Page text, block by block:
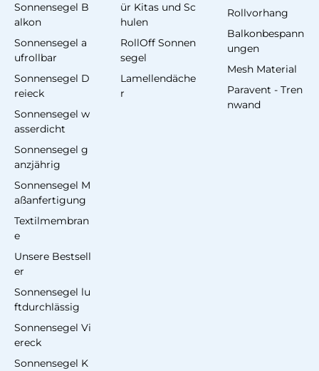
Sonnensegel B
alkon
Sonnensegel a
ufrollbar
Sonnensegel D
reieck
Sonnensegel w
asserdicht
Sonnensegel g
anzjährig
Sonnensegel M
aßanfertigung
Textilmembran
e
Unsere Bestsell
er
Sonnensegel lu
ftdurchlässig
Sonnensegel Vi
ereck
Sonnensegel K
ür Kitas und Sc
hulen
RollOff Sonnen
segel
Lamellendäche
r
Rollvorhang
Balkonbespann
ungen
Mesh Material
Paravent - Tren
nwand